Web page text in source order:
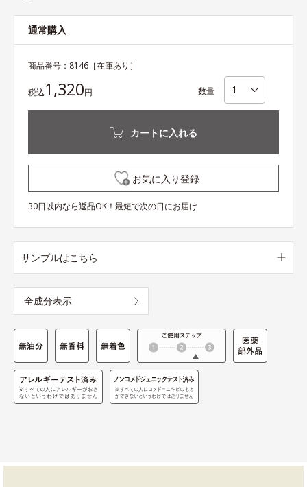
通常購入
商品番号： 8146 ［在庫あり］
税込1,320円 数量
カートに入れる
お気に入り登録
30日以内なら返品OK！最短で次の日にお届け
サンプルはこちら
全成分表示